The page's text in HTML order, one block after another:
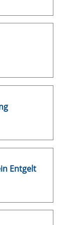
Entgelt